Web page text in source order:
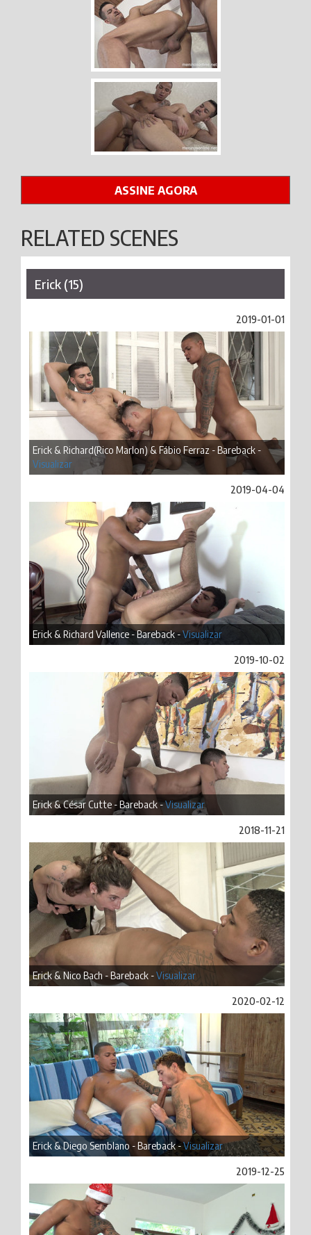
ASSINE AGORA
RELATED SCENES
Erick (15)
2019-01-01
Erick & Richard(Rico Marlon) & Fábio Ferraz - Bareback -
Visualizar
2019-04-04
Erick & Richard Vallence - Bareback -Visualizar
2019-10-02
Erick & César Cutte - Bareback -Visualizar
2018-11-21
Erick & Nico Bach - Bareback -Visualizar
2020-02-12
Erick & Diego Semblano - Bareback -Visualizar
2019-12-25